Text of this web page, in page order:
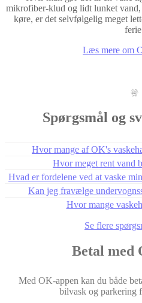
mikrofiber-klud og lidt lunket
køre, er det selvfølgelig meget
Læs mere om
Spørgsmål og
Hvor mange af OK's
Hvor meget rent vand
Hvad er fordelene ved at vaske
Kan jeg fravælge
Hvor mange
Se flere
Betal med
Med OK-appen kan du både
bilvask og parkering